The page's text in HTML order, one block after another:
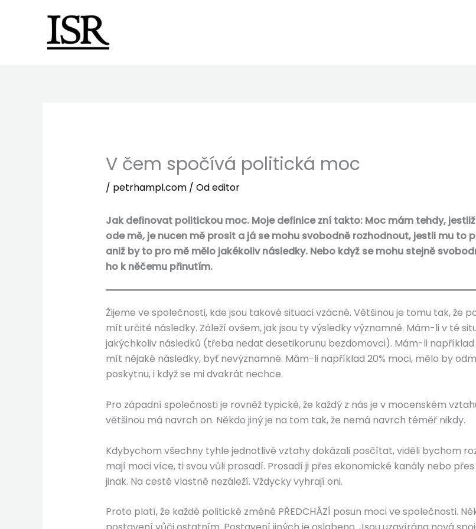
V čem spočívá politická moc
/ petrhampl.com/ Odeditor
Jak definovat politickou moc. Moje definice zní takto: Moc mám tehdy,
ode mě, je nucen mě prosit a já se mohu svobodně rozhodnout, jestli mu to
aniž by to pro mě mělo jakékoliv následky. Nebo když se mohu stejně
ho k něčemu přinutím.
Žijeme ve společnosti, kde jsou takové situaci vzácné. Většinou je tomu tak, že
mít určité následky. Záleží ovšem, jak jsou ty výsledky významné. Mám-li v té
jakýchkoliv následků (třeba nedat desetikorunu bezdomovci). Mám-li
mít nějaké následky, byť nevýznamné. Mám-li například 20% moci, mělo by
poskytnu, i když se mi dvakrát nechce.
Pro západní společnosti je rovněž typické, že každý z nás je v mocenském
většinou má navrch on. Někdo jiný je na tom tak, že nemá navrch téměř nikdy.
Kdybychom všechny tyhle jednotlivé vztahy dokázali posčítat, viděli bychom
mají moci více, ti svou vůli prosadí. Prosadí ji přes ekonomické kanály nebo
jinak. Na cestě vlastně nezáleží. Vždycky vyhrají oni.
Proto platí, že každé politické změně PŘEDCHÁZÍ posun moci ve společnosti.